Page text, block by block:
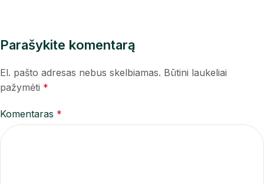
Parašykite komentarą
El. pašto adresas nebus skelbiamas. Būtini laukeliai
pažymėti *
Komentaras *